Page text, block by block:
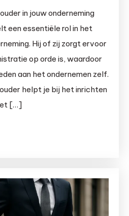
in jouw onderneming
een essentiële rol in het
Hij of zij zorgt ervoor
op orde is, waardoor
aan het ondernemen zelf.
helpt je bij het inrichten
[…]